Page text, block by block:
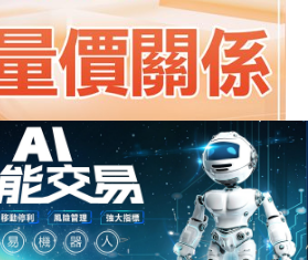
技巧，2招助你有效的